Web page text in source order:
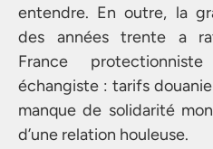
entendre. En outre, la
des années trente a
France
échangiste : tarifs
manque de solidarité
d’une relation houleuse.